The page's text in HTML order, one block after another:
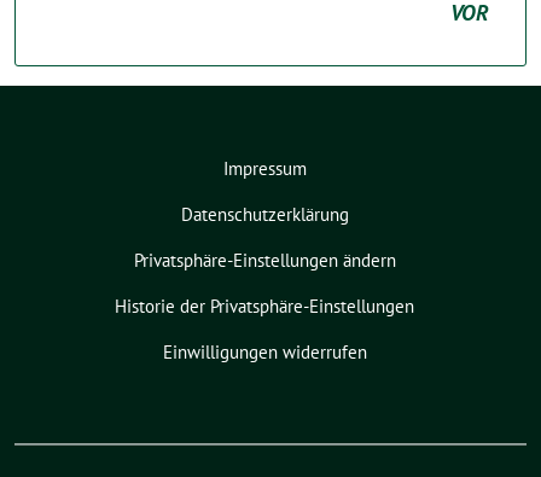
VOR
Impressum
Datenschutzerklärung
Privatsphäre-Einstellungen ändern
Historie der Privatsphäre-Einstellungen
Einwilligungen widerrufen